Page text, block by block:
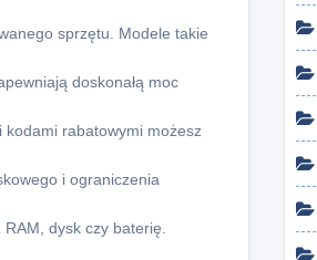
sprzętu. Modele takie
doskonałą moc
rabatowymi możesz
i ograniczenia
dysk czy baterię.